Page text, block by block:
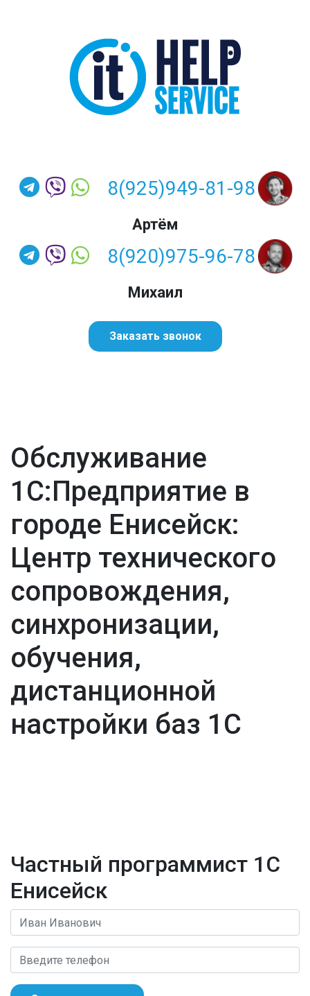
8(925)949-81-98
Артём
8(920)975-96-78
Михаил
Заказать звонок
Обслуживание
1С:Предприятие в
городе Енисейск:
Центр технического
сопровождения,
синхронизации,
обучения,
дистанционной
настройки баз 1С
Частный программист 1С
Енисейск